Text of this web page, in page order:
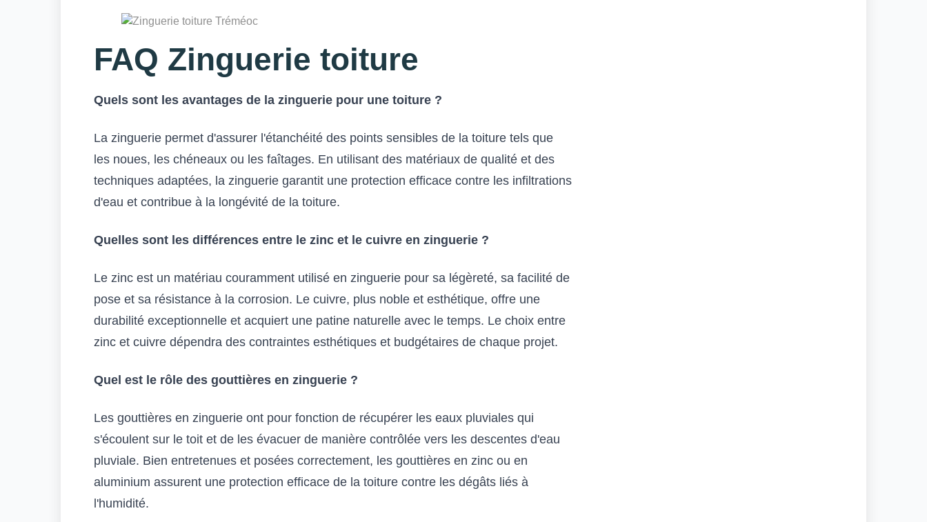
FAQ Zinguerie toiture
Quels sont les avantages de la zinguerie pour une toiture ?
La zinguerie permet d'assurer l'étanchéité des points sensibles de la toiture tels que
les noues, les chéneaux ou les faîtages. En utilisant des matériaux de qualité et des
techniques adaptées, la zinguerie garantit une protection efficace contre les infiltrations
d'eau et contribue à la longévité de la toiture.
Quelles sont les différences entre le zinc et le cuivre en zinguerie ?
Le zinc est un matériau couramment utilisé en zinguerie pour sa légèreté, sa facilité de
pose et sa résistance à la corrosion. Le cuivre, plus noble et esthétique, offre une
durabilité exceptionnelle et acquiert une patine naturelle avec le temps. Le choix entre
zinc et cuivre dépendra des contraintes esthétiques et budgétaires de chaque projet.
Quel est le rôle des gouttières en zinguerie ?
Les gouttières en zinguerie ont pour fonction de récupérer les eaux pluviales qui
s'écoulent sur le toit et de les évacuer de manière contrôlée vers les descentes d'eau
pluviale. Bien entretenues et posées correctement, les gouttières en zinc ou en
aluminium assurent une protection efficace de la toiture contre les dégâts liés à
l'humidité.